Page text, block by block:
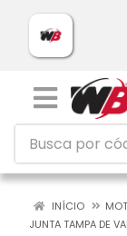
INÍCIO
JUNTA TAMPA DE